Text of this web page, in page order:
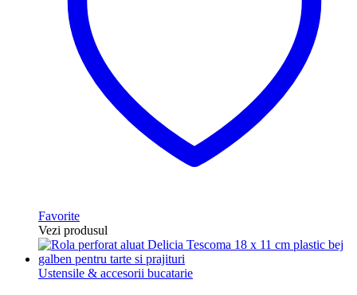
Favorite
Vezi produsul
Ustensile & accesorii bucatarie